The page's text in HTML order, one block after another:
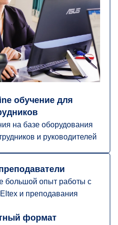
обучение для
на базе оборудования
и руководителей
опыт работы с
и преподавания
формат